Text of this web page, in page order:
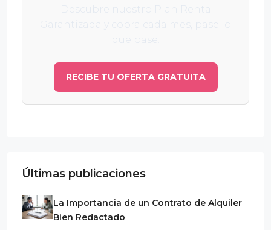
RECIBE TU OFERTA GRATUITA
Últimas publicaciones
La Importancia de un Contrato de Alquiler
Bien Redactado